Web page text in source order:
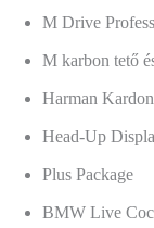
M Drive
M karbon tető
Harman
Head-Up
Plus Package
BMW Live